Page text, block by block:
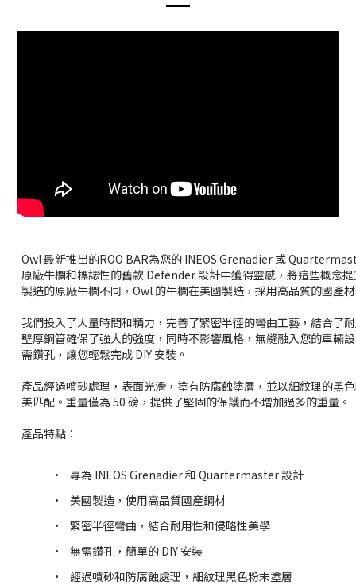
Owl 最新推出的ROO BAR為您的 INEOS Grenadier 或
原廠牛欄和標誌性的舊款 Defender 設計中獲得靈感，將這些概念
製造的原廠牛欄不同，Owl 的牛欄在美國製造，採用高品質的國產
我們投入了大量時間和精力，完善了緊密半徑的彎曲工藝，結合了
壁厚鋼管確保了強大的強度，同時不影響風格，無縫融入您的車輛
需鑽孔，讓您輕鬆完成 DIY 安裝。
產品經過噴砂處理，表面光滑，塗有防腐蝕塗層，並以細紋理的黑
美匹配。重量僅為 50 磅，提供了堅固的保護而不增加過多的重量。
產品特點：
•
專為 INEOS Grenadier 和 Quartermaster 設計
•
美國製造，使用高品質國產鋼材
•
緊密半徑彎曲，結合耐用性和侵略性美學
•
無需鑽孔，簡單的 DIY 安裝
•
經過噴砂和防腐蝕處理，細紋理黑色粉末塗層